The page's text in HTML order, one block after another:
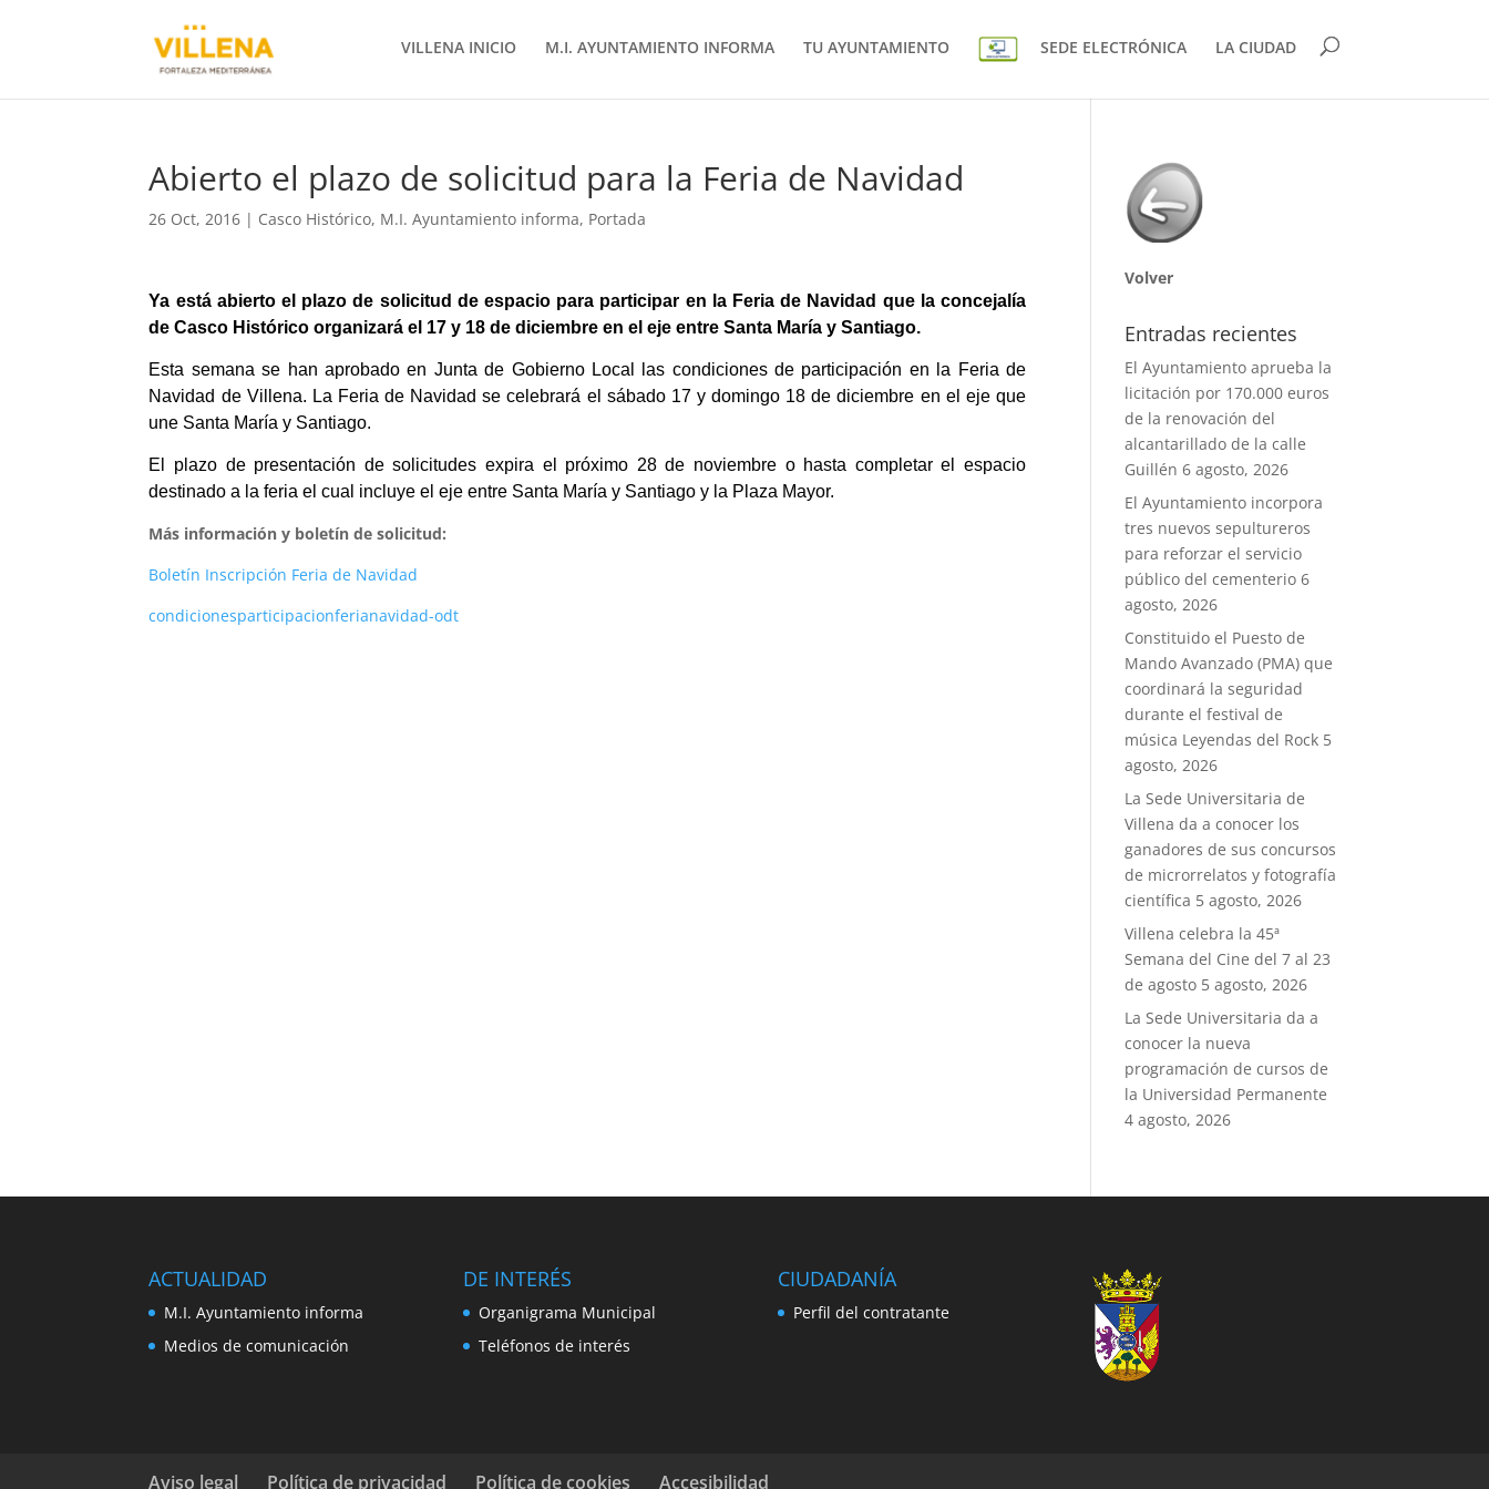
VILLENA INICIO M.I. AYUNTAMIENTO INFORMA TU AYUNTAMIENTO SEDE ELECTRÓNICA LA CIUDAD
Abierto el plazo de solicitud para la Feria de Navidad
26 Oct, 2016 | Casco Histórico, M.I. Ayuntamiento informa, Portada
Ya está abierto el plazo de solicitud de espacio para participar en la Feria de Navidad que la concejalía
de Casco Histórico organizará el 17 y 18 de diciembre en el eje entre Santa María y Santiago.
Esta semana se han aprobado en Junta de Gobierno Local las condiciones de participación en la Feria de
Navidad de Villena. La Feria de Navidad se celebrará el sábado 17 y domingo 18 de diciembre en el eje que
une Santa María y Santiago.
El plazo de presentación de solicitudes expira el próximo 28 de noviembre o hasta completar el espacio
destinado a la feria el cual incluye el eje entre Santa María y Santiago y la Plaza Mayor.
Más información y boletín de solicitud:
Boletín Inscripción Feria de Navidad
condicionesparticipacionferianavidad-odt
Volver
Entradas recientes
El Ayuntamiento aprueba la
licitación por 170.000 euros
de la renovación del
alcantarillado de la calle
Guillén 6 agosto, 2026
El Ayuntamiento incorpora
tres nuevos sepultureros
para reforzar el servicio
público del cementerio 6
agosto, 2026
Constituido el Puesto de
Mando Avanzado (PMA) que
coordinará la seguridad
durante el festival de
música Leyendas del Rock 5
agosto, 2026
La Sede Universitaria de
Villena da a conocer los
ganadores de sus concursos
de microrrelatos y fotografía
científica 5 agosto, 2026
Villena celebra la 45ª
Semana del Cine del 7 al 23
de agosto 5 agosto, 2026
La Sede Universitaria da a
conocer la nueva
programación de cursos de
la Universidad Permanente
4 agosto, 2026
ACTUALIDAD
M.I. Ayuntamiento informa
Medios de comunicación
DE INTERÉS
Organigrama Municipal
Teléfonos de interés
CIUDADANÍA
Perfil del contratante
Aviso legal Política de privacidad Política de cookies Accesibilidad